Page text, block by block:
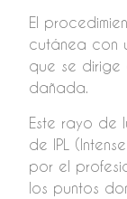
El
cutánea con
que se dirige
dañada.
Este rayo de
de IPL
por el
los puntos